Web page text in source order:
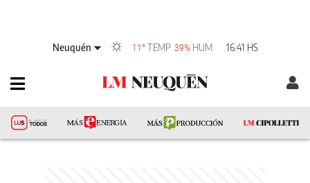
Neuquén 11° TEMP 39% HUM 16:41 HS